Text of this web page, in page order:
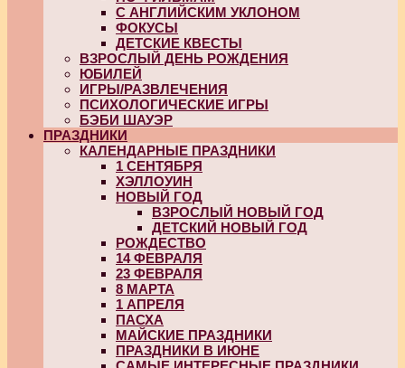
С АНГЛИЙСКИМ УКЛОНОМ
ФОКУСЫ
ДЕТСКИЕ КВЕСТЫ
ВЗРОСЛЫЙ ДЕНЬ РОЖДЕНИЯ
ЮБИЛЕЙ
ИГРЫ/РАЗВЛЕЧЕНИЯ
ПСИХОЛОГИЧЕСКИЕ ИГРЫ
БЭБИ ШАУЭР
ПРАЗДНИКИ
КАЛЕНДАРНЫЕ ПРАЗДНИКИ
1 СЕНТЯБРЯ
ХЭЛЛОУИН
НОВЫЙ ГОД
ВЗРОСЛЫЙ НОВЫЙ ГОД
ДЕТСКИЙ НОВЫЙ ГОД
РОЖДЕСТВО
14 ФЕВРАЛЯ
23 ФЕВРАЛЯ
8 МАРТА
1 АПРЕЛЯ
ПАСХА
МАЙСКИЕ ПРАЗДНИКИ
ПРАЗДНИКИ В ИЮНЕ